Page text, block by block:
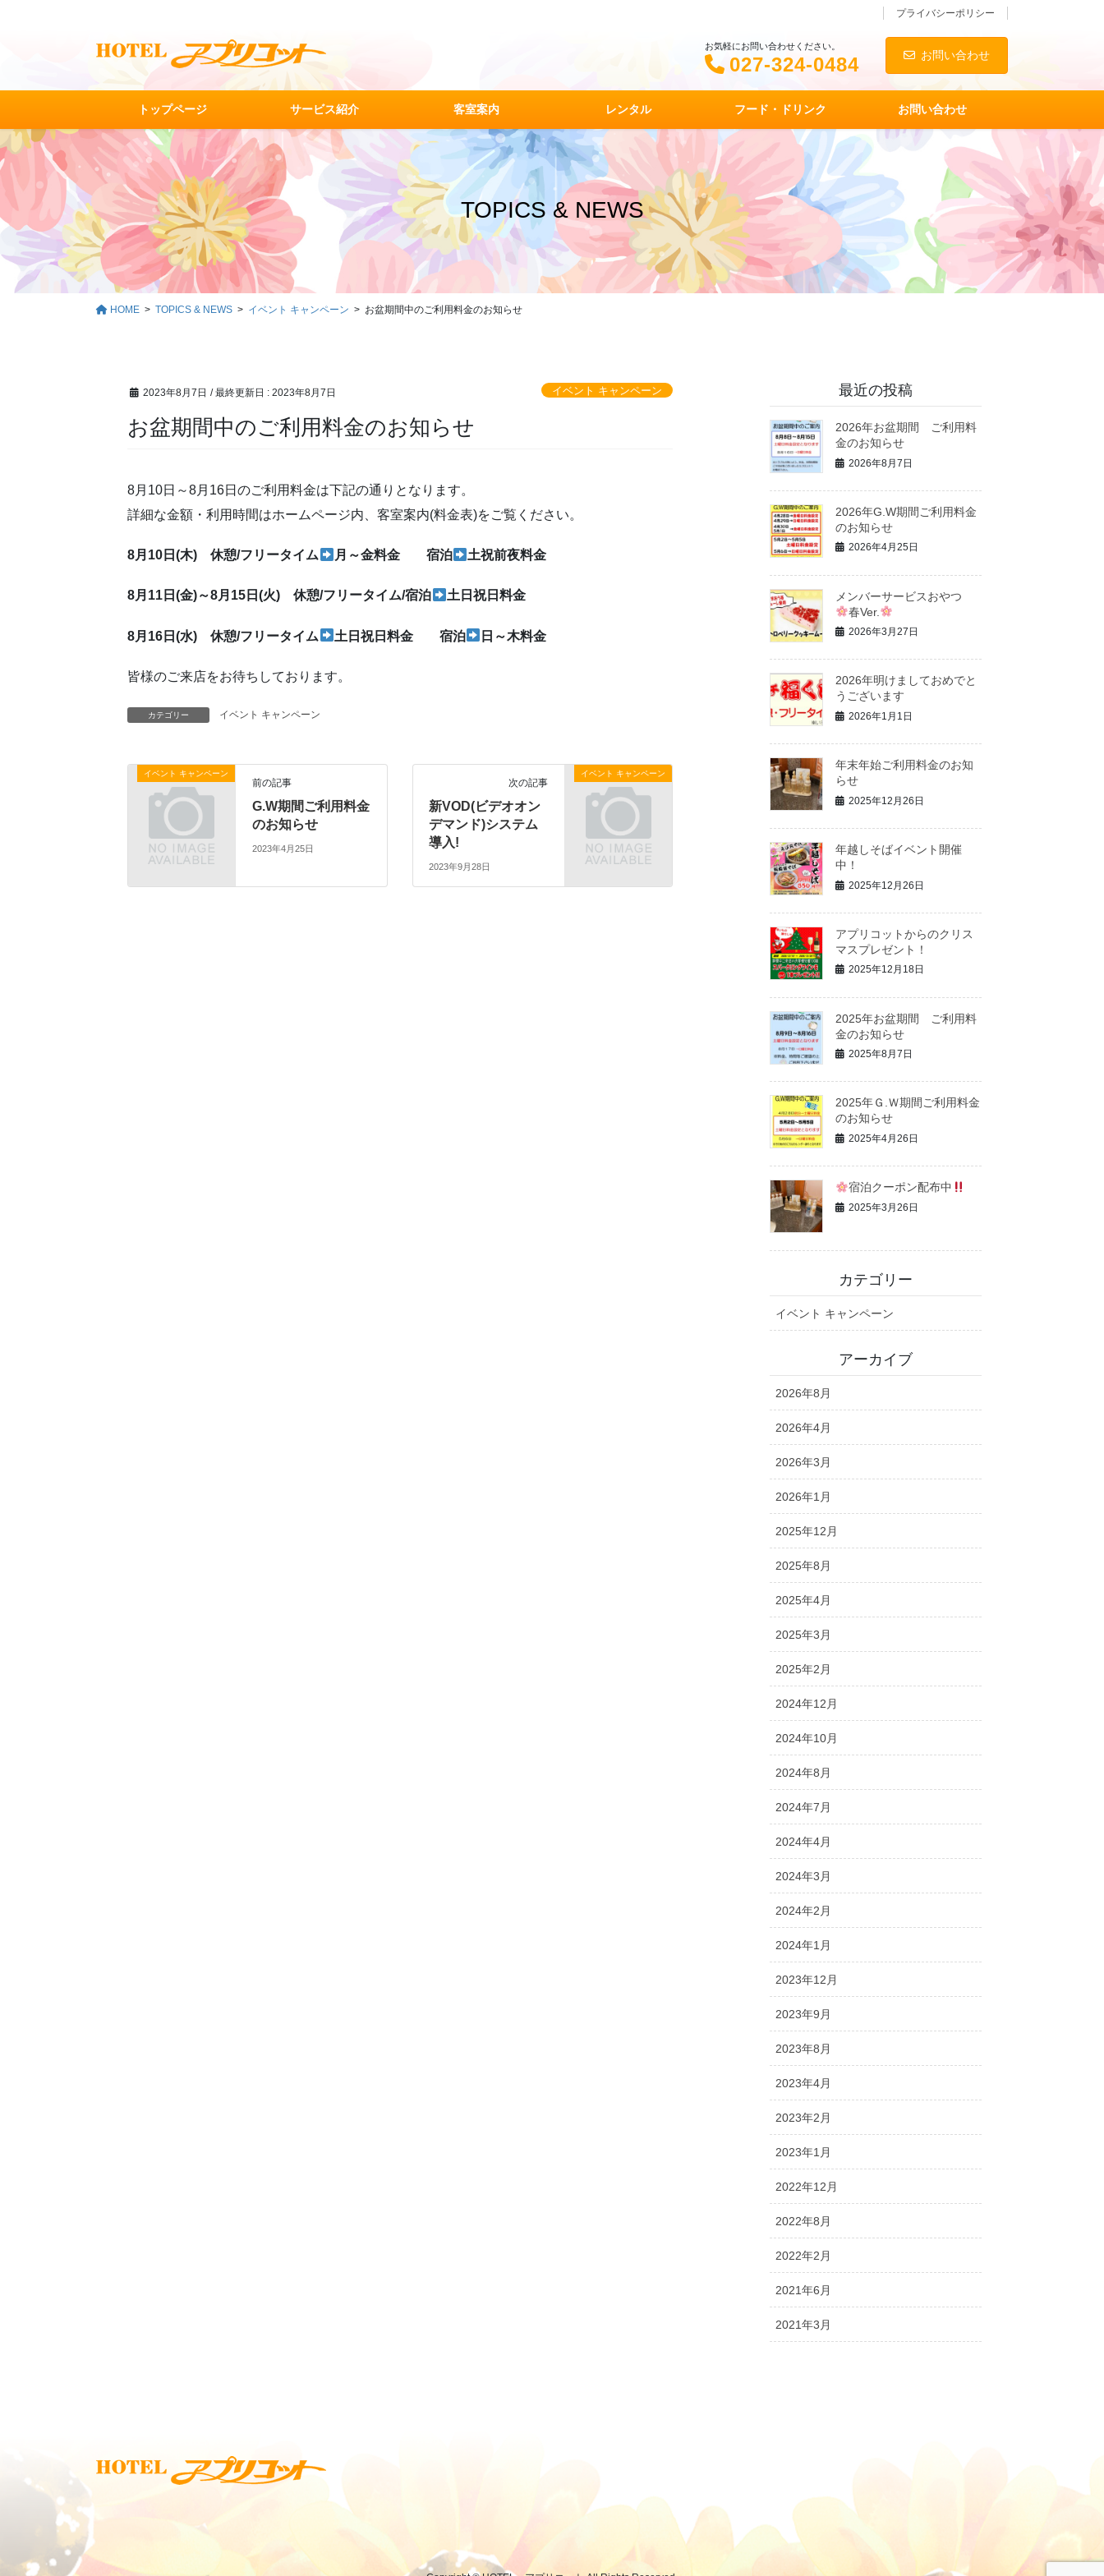
ツ
移
動
シ
ン
に
移
プライバシーポリシー
お気軽にお問い合わせください。
027-324-0484 お問い合わせ
トップページ サービス紹介 客室案内 レンタル フード・ドリンク お問い合わせ
TOPICS & NEWS
HOME TOPICS & NEWS イベント キャンペーン お盆期間中のご利用料金のお知らせ
2023年8月7日 / 最終更新日 :2023年8月7日 イベント キャンペーン
お盆期間中のご利用料金のお知らせ
8月10日～8月16日のご利用料金は下記の通りとなります。
詳細な金額・利用時間はホームページ内、客室案内(料金表)をご覧ください。
8月10日(木) 休憩/フリータイム 月～金料金 宿泊 土祝前夜料金
8月11日(金)～8月15日(火) 休憩/フリータイム/宿泊 土日祝日料金
8月16日(水) 休憩/フリータイム 土日祝日料金 宿泊 日～木料金
皆様のご来店をお待ちしております。
カテゴリー イベント キャンペーン
イベント キャンペーン
前の記事
G.W期間ご利用料金
のお知らせ
2023年4月25日
イベント キャンペーン
次の記事
新VOD(ビデオオン
デマンド)システム
導入!
2023年9月28日
最近の投稿
2026年お盆期間 ご利用料
金のお知らせ
2026年8月7日
2026年G.W期間ご利用料金
のお知らせ
2026年4月25日
メンバーサービスおやつ
春Ver.
2026年3月27日
2026年明けましておめでと
うございます
2026年1月1日
年末年始ご利用料金のお知
らせ
2025年12月26日
年越しそばイベント開催
中！
2025年12月26日
アプリコットからのクリス
マスプレゼント！
2025年12月18日
2025年お盆期間 ご利用料
金のお知らせ
2025年8月7日
2025年Ｇ.Ｗ期間ご利用料金
のお知らせ
2025年4月26日
宿泊クーポン配布中
2025年3月26日
カテゴリー
イベント キャンペーン
アーカイブ
2026年8月
2026年4月
2026年3月
2026年1月
2025年12月
2025年8月
2025年4月
2025年3月
2025年2月
2024年12月
2024年10月
2024年8月
2024年7月
2024年4月
2024年3月
2024年2月
2024年1月
2023年12月
2023年9月
2023年8月
2023年4月
2023年2月
2023年1月
2022年12月
2022年8月
2022年2月
2021年6月
2021年3月